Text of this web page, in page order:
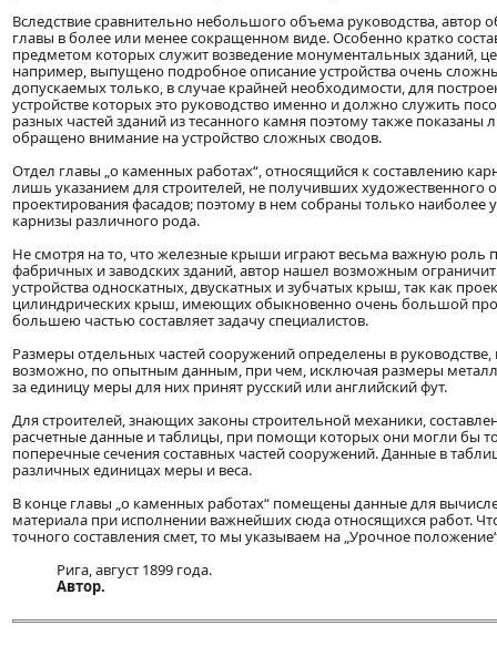
Вследствие сравнительно небольшого объема руководства, автор
главы в более или менее сокращенном виде. Особенно кратко
предметом которых служит возведение монументальных зданий,
например, выпущено подробное описание устройства очень
допускаемых только, в случае крайней необходимости, для
устройстве которых это руководство именно и должно служить
разных частей зданий из тесанного камня поэтому также показаны
обращено внимание на устройство сложных сводов.
Отдел главы „о каменных работах“, относящийся к составлению
лишь указанием для строителей, не получивших художественного
проектирования фасадов; поэтому в нем собраны только наиболее
карнизы различного рода.
Не смотря на то, что железные крыши играют весьма важную роль
фабричных и заводских зданий, автор нашел возможным
устройства односкатных, двускатных и зубчатых крыш, так как
цилиндрических крыш, имеющих обыкновенно очень большой
большею частью составляет задачу специалистов.
Размеры отдельных частей сооружений определены в руководстве,
возможно, по опытным данным, при чем, исключая размеры
за единицу меры для них принят русский или английский фут.
Для строителей, знающих законы строительной механики,
расчетные данные и таблицы, при помощи которых они могли бы
поперечные сечения составных частей сооружений. Данные в
различных единицах меры и веса.
В конце главы „о каменных работах“ помещены данные для
материала при исполнении важнейших сюда относящихся работ.
точного составления смет, то мы указываем на „Урочное
Рига, август 1899 года.
Автор.